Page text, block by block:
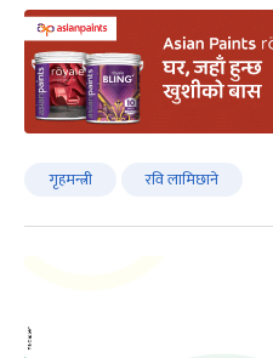
गृहमन्त्री रवि लामिछाने